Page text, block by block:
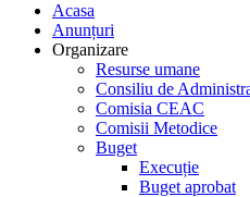
Acasa
Anunțuri
Organizare
Resurse umane
Consiliu de
Comisia CEAC
Comisii Metodice
Buget
Execuție
Buget aprobat